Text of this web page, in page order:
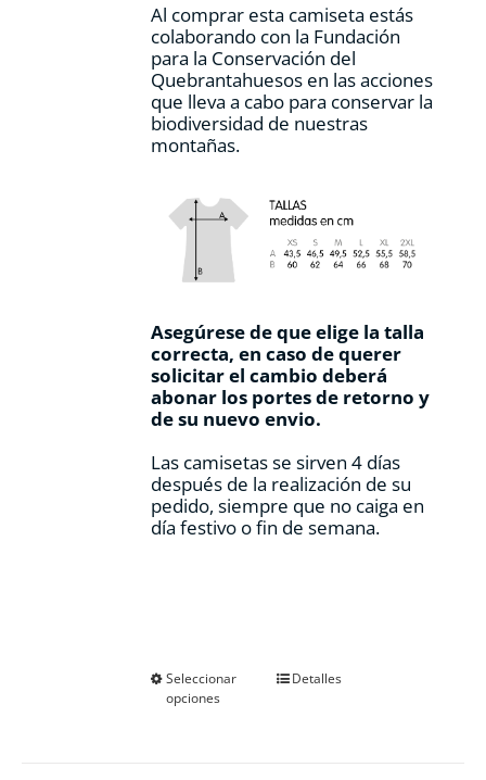
Al comprar esta camiseta estás
colaborando con la Fundación
para la Conservación del
Quebrantahuesos en las acciones
que lleva a cabo para conservar la
biodiversidad de nuestras
montañas.
Asegúrese de que elige la talla
correcta, en caso de querer
solicitar el cambio deberá
abonar los portes de retorno y
de su nuevo envio.
Las camisetas se sirven 4 días
después de la realización de su
pedido, siempre que no caiga en
día festivo o fin de semana.
Seleccionar
opciones
EsteDetalles